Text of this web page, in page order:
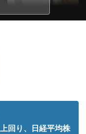
回り、日経平均株